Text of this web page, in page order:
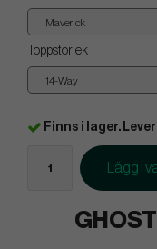
Toppstorlek
Finns i lager.
Lägg i